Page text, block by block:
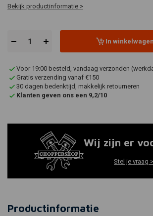
Bekijk productinformatie >
In winkelwagen
Voor 19:00 besteld, vandaag verzonden
Gratis verzending vanaf €150
30 dagen bedenktijd, makkelijk retourneren
Klanten geven ons een 9,2/10
Wij zijn er
Stel je vraag >
Productinformatie